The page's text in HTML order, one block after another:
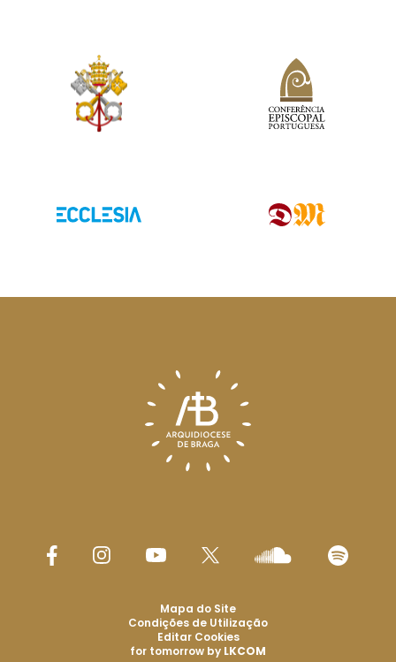
Mapa do Site
Condições de Utilização
Editar Cookies
for tomorrow by LKCOM